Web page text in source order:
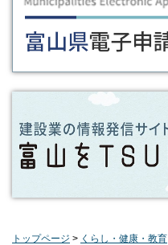
トップページ > くらし・健康・教育